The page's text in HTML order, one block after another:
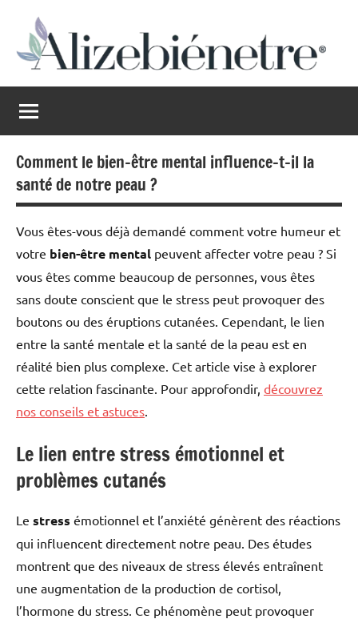
contenu
Alizebienetre
naturel
Comment le bien-être mental influence-t-il la
santé de notre peau ?
Vous êtes-vous déjà demandé comment votre humeur et
votre bien-être mental peuvent affecter votre peau ? Si
vous êtes comme beaucoup de personnes, vous êtes
sans doute conscient que le stress peut provoquer des
boutons ou des éruptions cutanées. Cependant, le lien
entre la santé mentale et la santé de la peau est en
réalité bien plus complexe. Cet article vise à explorer
cette relation fascinante. Pour approfondir, découvrez
nos conseils et astuces
Le lien entre stress émotionnel et
problèmes cutanés
Le stress émotionnel et l’anxiété génèrent des réactions
qui influencent directement notre peau. Des études
montrent que des niveaux de stress élevés entraînent
une augmentation de la production de cortisol,
l’hormone du stress. Ce phénomène peut provoquer